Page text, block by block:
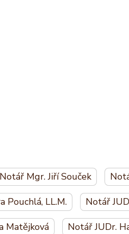
Notář Mgr. Jiří Souček
Pouchlá, LL.M. Notář
Matějková Notář JUDr.